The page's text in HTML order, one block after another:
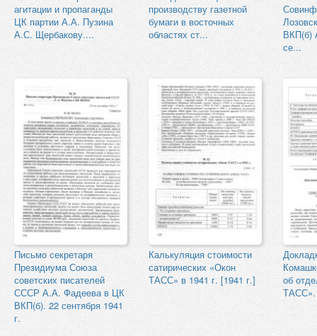
агитации и пропаганды
ЦК партии А.А. Пузина
А.С. Щербакову....
производству газетной
бумаги в восточных
областях ст...
ВКП(б)
се...
Письмо секретаря
Президиума Союза
советских писателей
СССР А.А. Фадеева в ЦК
ВКП(б). 22 сентября 1941
г.
Калькуляция стоимости
сатирических «Окон
ТАСС» в 1941 г. [1941 г.]
об
ТАСС».